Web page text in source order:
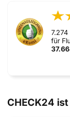
für
CHECK24